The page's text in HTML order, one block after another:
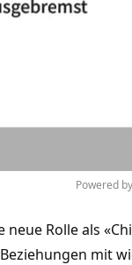
Powered by
Rolle als
mit